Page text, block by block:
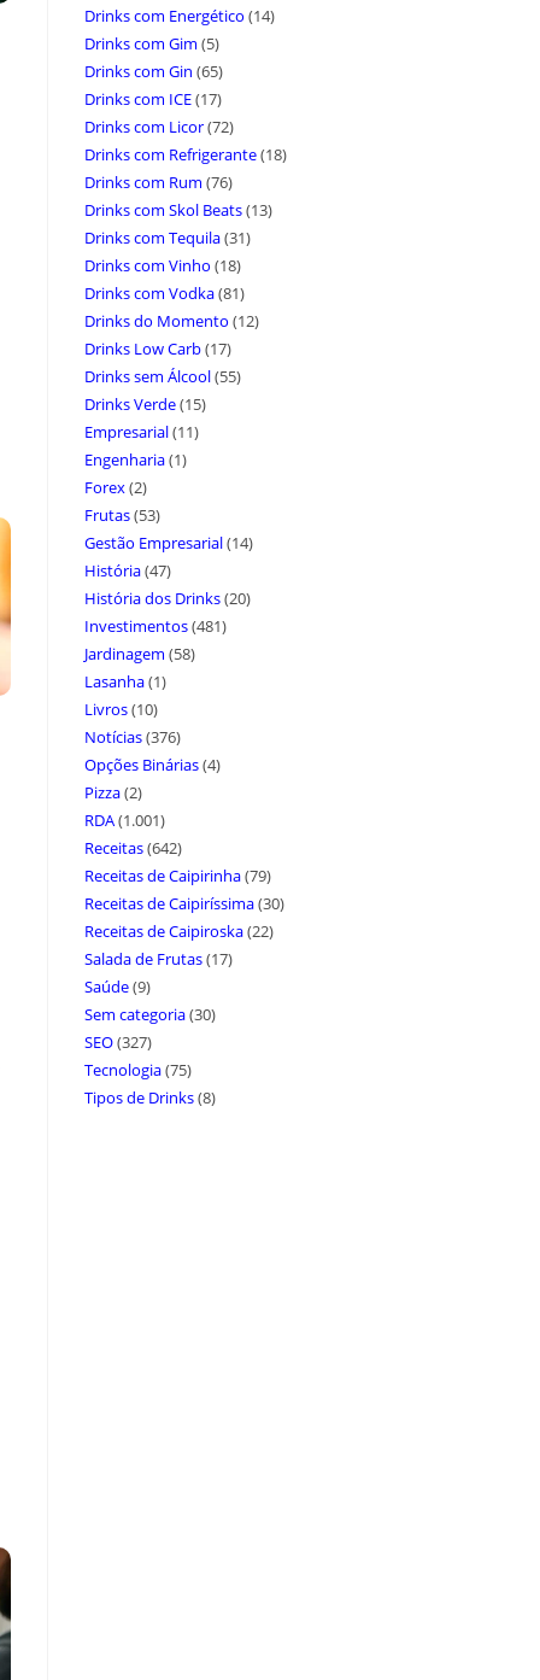
Drinks com Energético (14)
Drinks com Gim (5)
Drinks com Gin (65)
Drinks com ICE(17)
Drinks com Licor(72)
Drinks com Refrigerante(18)
Drinks com Rum (76)
Drinks com Skol Beats(13)
Drinks com Tequila(31)
Drinks com Vinho (18)
Drinks com Vodka(81)
Drinks do Momento (12)
Drinks Low Carb(17)
Drinks sem Álcool(55)
Drinks Verde(15)
Empresarial(11)
Engenharia(1)
Forex(2)
Frutas(53)
Gestão Empresarial(14)
História(47)
História dos Drinks(20)
Investimentos(481)
Jardinagem (58)
Lasanha(1)
Livros(10)
Notícias(376)
Opções Binárias(4)
Pizza(2)
RDA(1.001)
Receitas(642)
Receitas de Caipirinha(79)
Receitas de Caipiríssima(30)
Receitas de Caipiroska(22)
Salada de Frutas(17)
Saúde(9)
Sem categoria(30)
SEO(327)
Tecnologia(75)
Tipos de Drinks(8)